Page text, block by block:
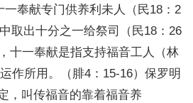
奉献专门供养利未人（民18：2
取出十分之一给祭司（民18：26
十一奉献是指支持福音工人（林
作所用。（腓4：15-16）保罗明
，叫传福音的靠着福音养